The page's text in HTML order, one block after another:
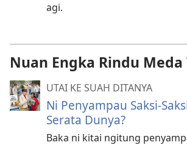
agi.
Nuan Engka Rindu Meda
UTAI KE SUAH DITANYA
Ni Penyampau Saksi-
Serata Dunya?
Baka ni kitai ngitung